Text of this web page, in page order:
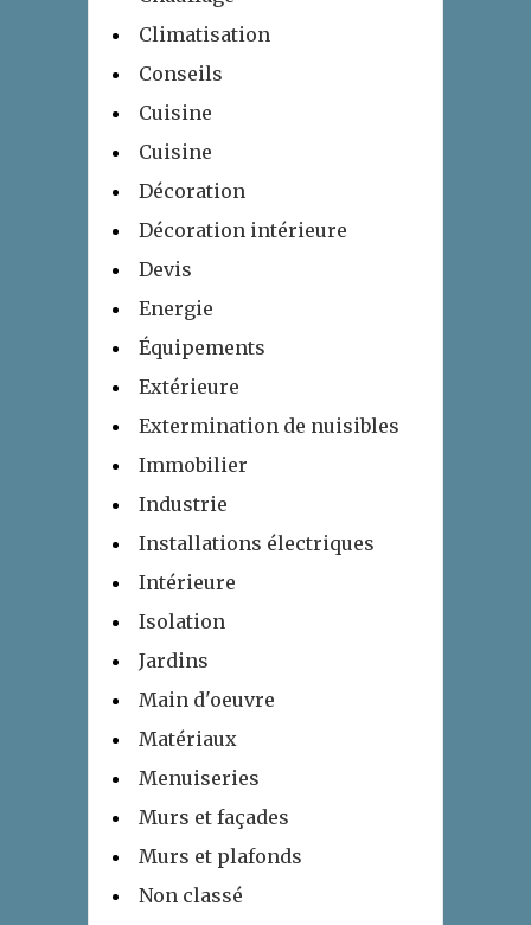
Climatisation
Conseils
Cuisine
Cuisine
Décoration
Décoration intérieure
Devis
Energie
Équipements
Extérieure
Extermination de nuisibles
Immobilier
Industrie
Installations électriques
Intérieure
Isolation
Jardins
Main d'oeuvre
Matériaux
Menuiseries
Murs et façades
Murs et plafonds
Non classé